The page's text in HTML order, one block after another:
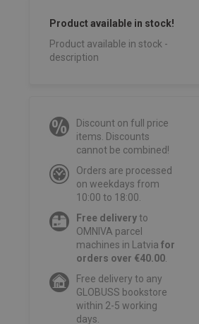
Product available in stock!
Product available in stock -
description
Discount on full price
items. Discounts
cannot be combined!
Orders are processed
on weekdays from
10:00 to 18:00.
Free deliveryto
OMNIVA parcel
machines in Latvia for
orders over €40.00.
Free delivery to any
GLOBUSS bookstore
within 2-5 working
days.